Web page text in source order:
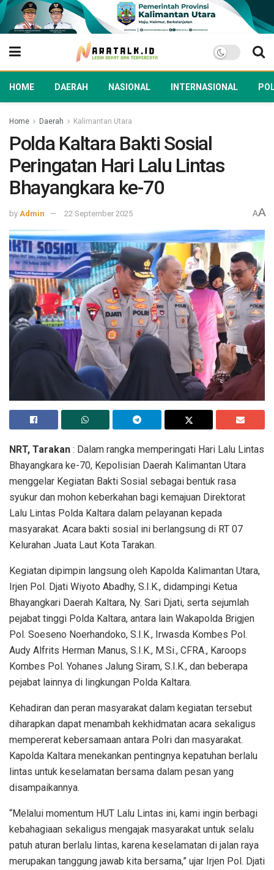
HOME DAERAH NASIONAL INTERNASIONAL
Home Daerah Kalimantan Utara
Polda Kaltara Bakti Sosial
Peringatan Hari Lalu Lintas
Bhayangkara ke-70
by Admin 22 September 2025 AA
NRT, Tarakan : Dalam rangka memperingati Hari Lalu Lintas
Bhayangkara ke-70, Kepolisian Daerah Kalimantan Utara
menggelar Kegiatan Bakti Sosial sebagai bentuk rasa
syukur dan mohon keberkahan bagi kemajuan Direktorat
Lalu Lintas Polda Kaltara dalam pelayanan kepada
masyarakat. Acara bakti sosial ini berlangsung di RT 07
Kelurahan Juata Laut Kota Tarakan.
Kegiatan dipimpin langsung oleh Kapolda Kalimantan Utara,
Irjen Pol. Djati Wiyoto Abadhy, S.I.K., didampingi Ketua
Bhayangkari Daerah Kaltara, Ny. Sari Djati, serta sejumlah
pejabat tinggi Polda Kaltara, antara lain Wakapolda Brigjen
Pol. Soeseno Noerhandoko, S.I.K., Irwasda Kombes Pol.
Audy Alfrits Herman Manus, S.I.K., M.Si., CFRA., Karoops
Kombes Pol. Yohanes Jalung Siram, S.I.K., dan beberapa
pejabat lainnya di lingkungan Polda Kaltara.
Kehadiran dan peran masyarakat dalam kegiatan tersebut
diharapkan dapat menambah kekhidmatan acara sekaligus
mempererat kebersamaan antara Polri dan masyarakat.
Kapolda Kaltara menekankan pentingnya kepatuhan berlalu
lintas untuk keselamatan bersama dalam pesan yang
disampaikannya.
“Melalui momentum HUT Lalu Lintas ini, kami ingin berbagi
kebahagiaan sekaligus mengajak masyarakat untuk selalu
patuh aturan berlalu lintas, karena keselamatan di jalan raya
merupakan tanggung jawab kita bersama,” ujar Irjen Pol. Djati